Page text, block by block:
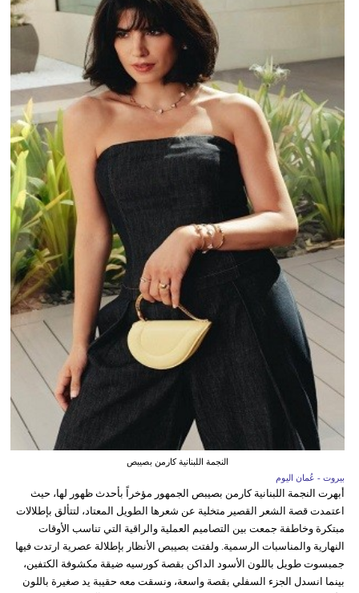
النجمة اللبنانية كارمن بصيبص
بيروت - عُمان اليوم
أبهرت النجمة اللبنانية كارمن بصيبص الجمهور مؤخراً بأحدث ظهور لها، حيث
اعتمدت قصة الشعر القصير متخلية عن شعرها الطويل المعتاد، لتتألق بإطلالات
مبتكرة وخاطفة جمعت بين التصاميم العملية والراقية التي تناسب الأوقات
النهارية والمناسبات الرسمية. ولفتت بصيبص الأنظار بإطلالة عصرية ارتدت فيها
جمبسوت طويل باللون الأسود الداكن بقصة كورسيه ضيقة مكشوفة الكتفين،
بينما انسدل الجزء السفلي بقصة واسعة، ونسقت معه حقيبة يد صغيرة باللون